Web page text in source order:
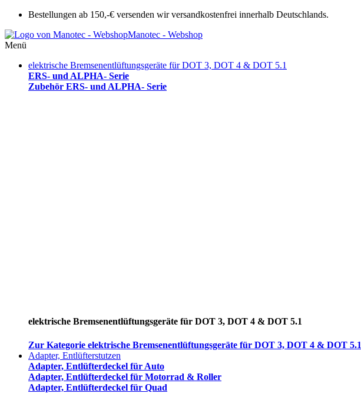
Bestellungen ab 150,-€ versenden wir versandkostenfrei innerhalb Deutschlands.
Manotec - Webshop
Menü
elektrische Bremsenentlüftungsgeräte für DOT 3, DOT 4 & DOT 5.1
ERS- und ALPHA- Serie
Zubehör ERS- und ALPHA- Serie
elektrische Bremsenentlüftungsgeräte für DOT 3, DOT 4 & DOT 5.1
Zur Kategorie elektrische Bremsenentlüftungsgeräte für DOT 3, DOT 4 & DOT 5.1
Adapter, Entlüfterstutzen
Adapter, Entlüfterdeckel für Auto
Adapter, Entlüfterdeckel für Motorrad & Roller
Adapter, Entlüfterdeckel für Quad